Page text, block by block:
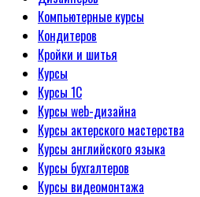
Компьютерные курсы
Кондитеров
Кройки и шитья
Курсы
Курсы 1С
Курсы web-дизайна
Курсы актерского мастерства
Курсы английского языка
Курсы бухгалтеров
Курсы видеомонтажа